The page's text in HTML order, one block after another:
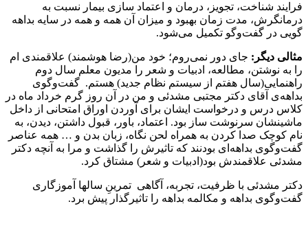
فرایند شناخت، تجویز، درمان و اعتماد سازی بیمار نسبت به
درمانگرش، مدت زمان بهبود و میزان آن همه و همه در سایه بداهه
گویی در گفت‌و‌‌گو تکمیل می‌شود.
مثالی دیگر: جای دور نمی‌روم؛ خود من(رضا هوشمند) علاقمندی ام
را به نوشتن، مطالعه، ادبیات و شعر را مدیون معلم سال دوم
راهنمایی(سال هفتم از سیستم نظام جدید) هستم. گفت‌و‌گوی
بداهه‌ی آقای دکتر مجتبی مشدئی و من در آن روز گرم خرداد ماه در
کلاس درس و درخواست ایشان برای آوردن اوراق امتحانی از داخل
ماشینشان سرنوشت ساز بود. اعتماد، باور، قبول داشتن، دیدن، به
نام کوچک صدا کردن به همراه لحن نگاه، زبان بدن و … همه عناصر
گفت‌و‌گوی بداهه‌ای بودنند که تاثیرش را گذاشت و مرا به آنچه دکتر
مشدئی علاقمندش بود(ادبیات و شعر) مشتاق کرد.
دکتر مشدئی با ظرفیت، تجربه، آگاهی تمرینِ سالها آموزگاری
گفت‌و‌گوی بداهه و مکالمه بداهه را تاثیرگذار پیش برد.